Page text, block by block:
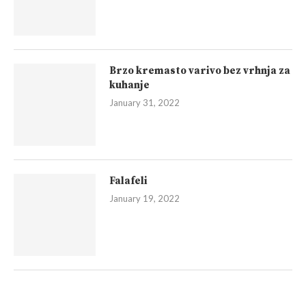
Brzo kremasto varivo bez vrhnja za
kuhanje
January 31, 2022
Falafeli
January 19, 2022